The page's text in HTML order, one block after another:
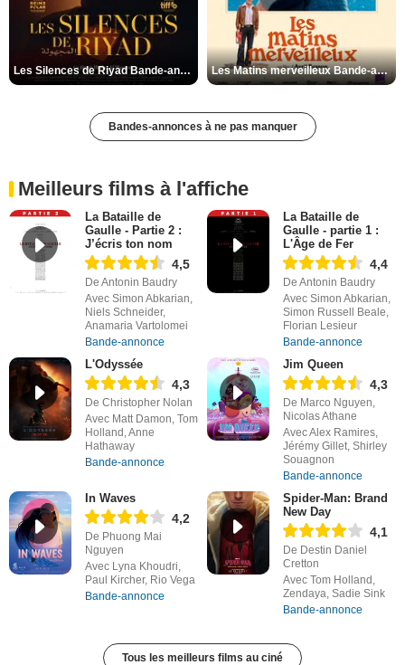
Les Silences de Riyad Bande-annonce VO STFR Les Matins merveilleux Bande-annonce VF
Bandes-annonces à ne pas manquer
Meilleurs films à l'affiche
La Bataille de
Gaulle - Partie 2 :
J’écris ton nom
4,5
De Antonin Baudry
Avec Simon Abkarian,
Niels Schneider,
Anamaria Vartolomei
Bande-annonce
La Bataille de
Gaulle - partie 1 :
L'Âge de Fer
4,4
De Antonin Baudry
Avec Simon Abkarian,
Simon Russell Beale,
Florian Lesieur
Bande-annonce
L'Odyssée
4,3
De Christopher Nolan
Avec Matt Damon, Tom
Holland, Anne
Hathaway
Bande-annonce
Jim Queen
4,3
De Marco Nguyen,
Nicolas Athane
Avec Alex Ramires,
Jérémy Gillet, Shirley
Souagnon
Bande-annonce
In Waves
4,2
De Phuong Mai
Nguyen
Avec Lyna Khoudri,
Paul Kircher, Rio Vega
Bande-annonce
Spider-Man: Brand
New Day
4,1
De Destin Daniel
Cretton
Avec Tom Holland,
Zendaya, Sadie Sink
Bande-annonce
Tous les meilleurs films au ciné